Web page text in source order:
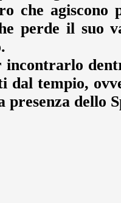
che agiscono
perde il suo
dal tempio,
presenza dello